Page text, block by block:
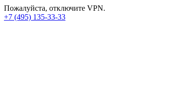
Пожалуйста, отключите VPN.
+7 (495) 135-33-33